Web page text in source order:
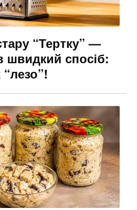
“Тертку” —
швидкий спосіб: